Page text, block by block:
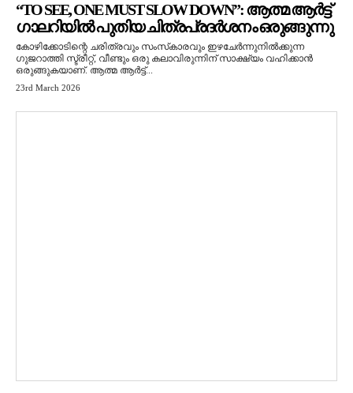
“TO SEE, ONE MUST SLOW DOWN”: ആത്മ ആർട്ട്
ഗാലറിയിൽ പുതിയ ചിത്രപ്രദർശനം ഒരുങ്ങുന്നു
കോഴിക്കോടിന്റെ ചരിത്രവും സംസ്‌കാരവും ഇഴചേർന്നുനിൽക്കുന്ന
ഗുജറാത്തി സ്ട്രീറ്റ്, വീണ്ടും ഒരു കലാവിരുന്നിന് സാക്ഷ്യം വഹിക്കാൻ
ഒരുങ്ങുകയാണ്. ആത്മ ആർട്ട്...
23rd March 2026